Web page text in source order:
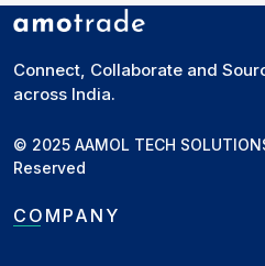
प्रति क्विंटल पर बंद हुआ, जहाँ
और आवक करीब 3,000 बोरी दर्ज की
तेजी के साथ भाव ₹4450–₹4675
महाराष्ट्र लाइन में भी प्लांटों पर
Connect, Collaborate and
across India.
© 2025 AAMOL TECH
Reserved
COMPANY